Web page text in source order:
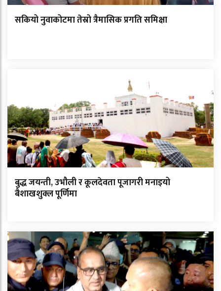
सकियो नुवाकोटमा तेस्रो त्रैमासिक प्रगति समिक्षा
बुद्ध जयन्ती, उभौली र कूलदेवता पूजागरी मनाइयो
बैशाखशुक्ल पूर्णिमा